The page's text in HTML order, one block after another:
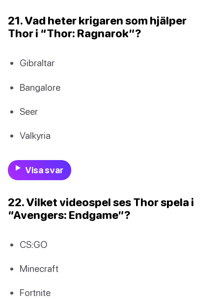
21. Vad heter krigaren som hjälper
Thor i “Thor: Ragnarok”?
Gibraltar
Bangalore
Seer
Valkyria
Visa svar
22. Vilket videospel ses Thor spela i
“Avengers: Endgame”?
CS:GO
Minecraft
Fortnite